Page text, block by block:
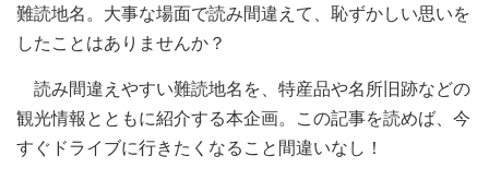
難読地名。大事な場面で読み間違えて、恥ずかしい思いを
したことはありませんか？
読み間違えやすい難読地名を、特産品や名所旧跡などの
観光情報とともに紹介する本企画。この記事を読めば、今
すぐドライブに行きたくなること間違いなし！